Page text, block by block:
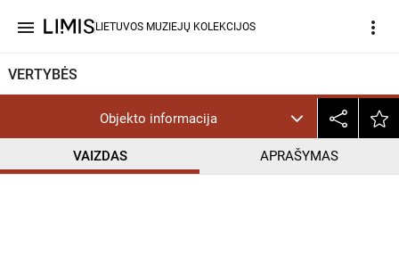
menu LIETUVOS MUZIEJŲ KOLEKCIJOS more_vert
VERTYBĖS
Objekto informacija
VAIZDAS APRAŠYMAS
CC BY-NC